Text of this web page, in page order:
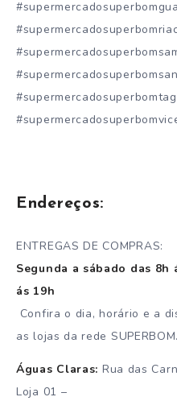
Endereços:
ENTREGAS DE COMPRAS:
Segunda a sábado das 8h
ás 19h
Confira o dia, horário e a
as lojas da rede SUPERBOM.
Águas Claras: Rua das
Loja 01 –